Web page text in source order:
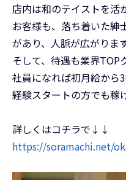
店内は和のテイストを
お客様も、落ち着いた紳
があり、人脈が広がりま
そして、待遇も業界TOP
社員になれば初月給から
経験スタートの方でも
詳しくはコチラで↓↓
https://soramachi.net/